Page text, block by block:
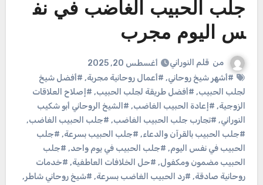
جلب الحبيب الغاضب في نف
س اليوم مجرب
من قلم النوراني
أغسطس 20, 2025
#أشهر شيخ روحاني, #أعمال روحانية مجربة, #أفضل شيخ
لجلب الحبيب, #أفضل طريقة لجلب الحبيب, #إصلاح العلاقات
الزوجية, #إعادة الحبيب الغاضب, #الشيخ الروحاني أبو شكيب
النوراني, #تجارب جلب الحبيب الغاضب, #جلب الحبيب الغاضب,
#جلب الحبيب بالقرآن والدعاء, #جلب الحبيب بسرعة, #جلب
الحبيب في نفس اليوم, #جلب الحبيب في يوم واحد, #جلب
الحبيب مضمون ومكفول, #حل الخلافات العاطفية, #خدمات
روحانية صادقة, #رد الحبيب الغاضب بسرعة, #شيخ روحاني شاطر,